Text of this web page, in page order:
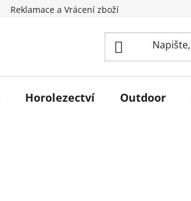
Reklamace a Vrácení zboží
Horolezectví Outdoor